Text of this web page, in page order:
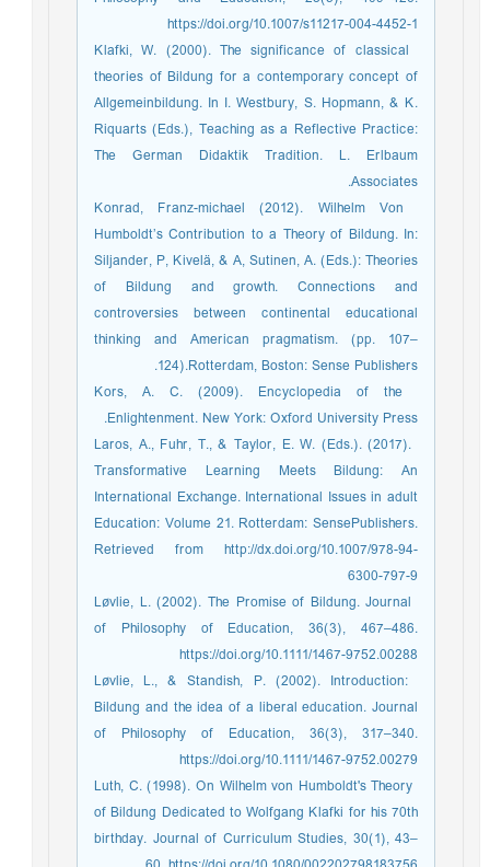
https://doi.org/10.1007/s11217-004-4452-1
­ Klafki, W. (2000). The significance of classical
theories of Bildung for a contemporary concept of
Allgemeinbildung. In I. Westbury, S. Hopmann, & K.
Riquarts (Eds.), Teaching as a Reflective Practice:
The German Didaktik Tradition. L. Erlbaum
Associates.
­ Konrad, Franz-michael (2012). Wilhelm Von
Humboldt’s Contribution to a Theory of Bildung. In:
Siljander, P, Kivelä, & A, Sutinen, A. (Eds.): Theories
of Bildung and growth. Connections and
controversies between continental educational
thinking and American pragmatism. (pp. 107–
124).Rotterdam, Boston: Sense Publishers.
­ Kors, A. C. (2009). Encyclopedia of the
Enlightenment. New York: Oxford University Press.
­ ­Laros, A., Fuhr, T., & Taylor, E. W. (Eds.). (2017).
Transformative Learning Meets Bildung: An
International Exchange. International Issues in adult
Education: Volume 21. Rotterdam: SensePublishers.
Retrieved from http://dx.doi.org/10.1007/978-94-
6300-797-9
­ Løvlie, L. (2002). The Promise of Bildung. Journal
of Philosophy of Education, 36(3), 467–486.
https://doi.org/10.1111/1467-9752.00288
­ Løvlie, L., & Standish, P. (2002). Introduction:
Bildung and the idea of a liberal education. Journal
of Philosophy of Education, 36(3), 317–340.
https://doi.org/10.1111/1467-9752.00279
­ Luth, C. (1998). On Wilhelm von Humboldt's Theory
of Bildung Dedicated to Wolfgang Klafki for his 70th
birthday. Journal of Curriculum Studies, 30(1), 43–